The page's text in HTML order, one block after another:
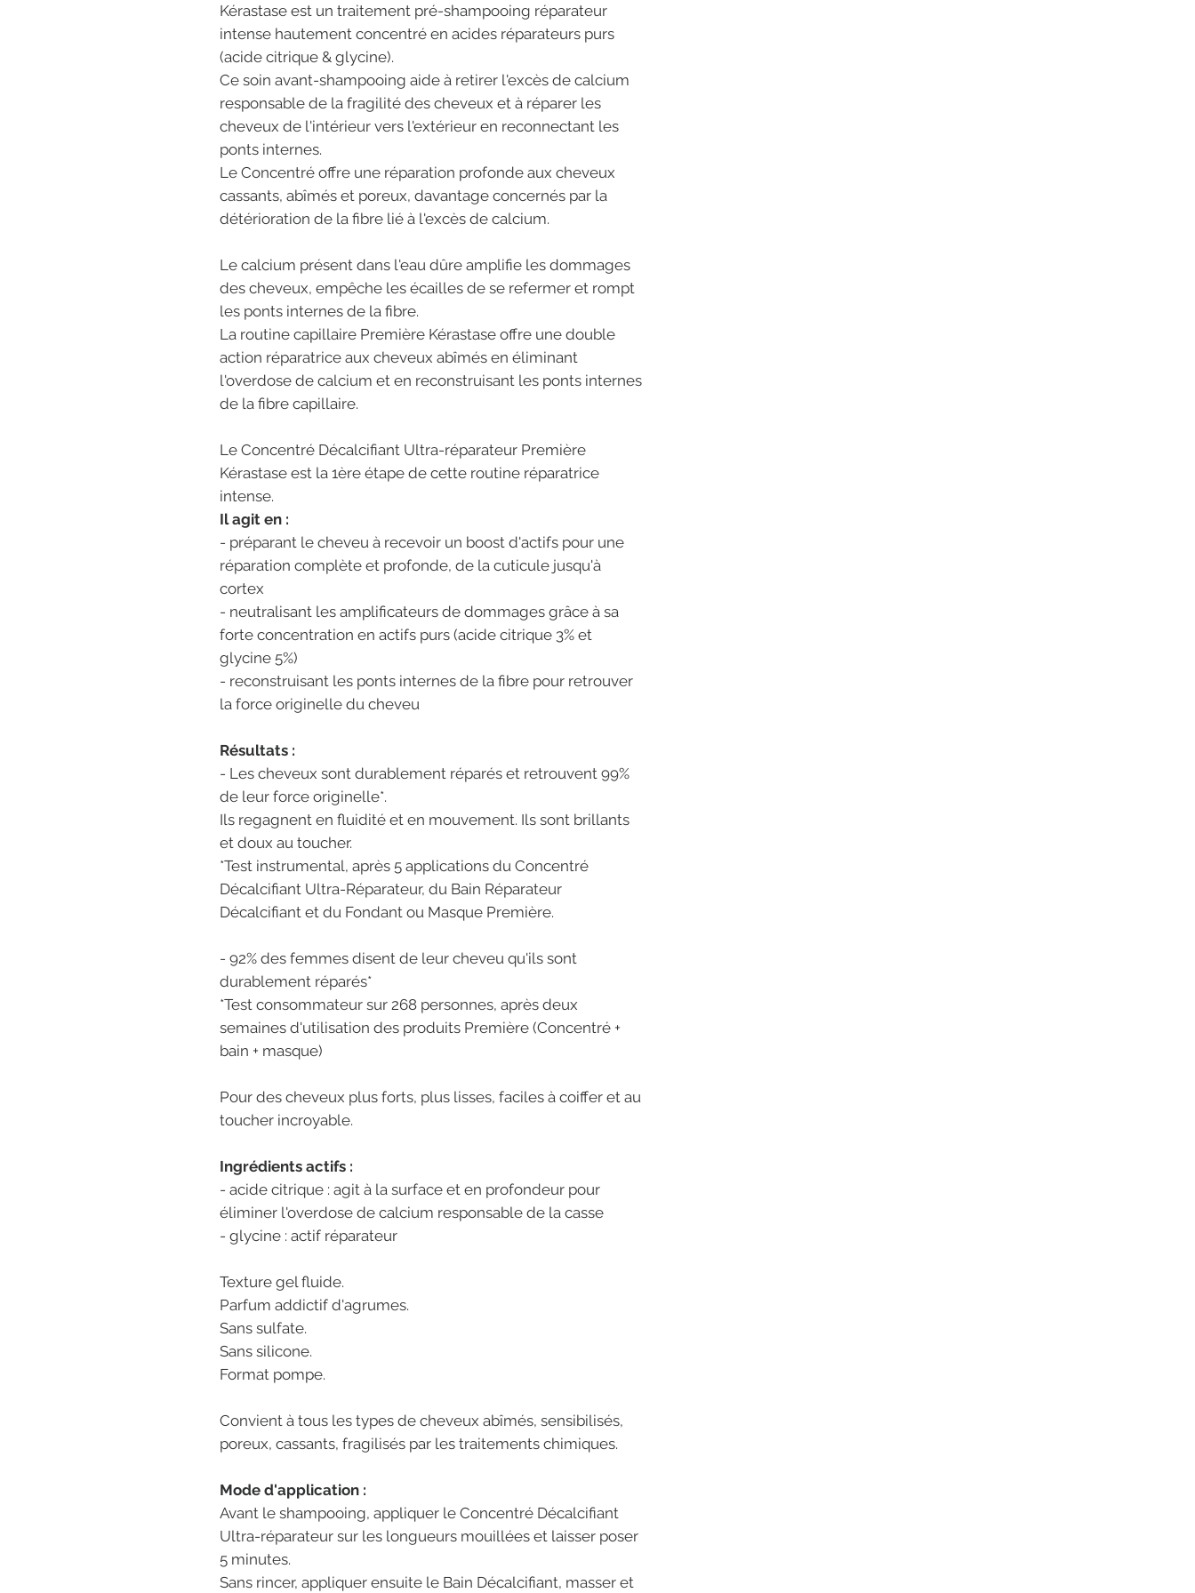
Kérastase est un traitement pré-shampooing réparateur
intense hautement concentré en acides réparateurs purs
(acide citrique & glycine).
Ce soin avant-shampooing aide à retirer l'excès de calcium
responsable de la fragilité des cheveux et à réparer les
cheveux de l'intérieur vers l'extérieur en reconnectant les
ponts internes.
Le Concentré offre une réparation profonde aux cheveux
cassants, abîmés et poreux, davantage concernés par la
détérioration de la fibre lié à l'excès de calcium.
Le calcium présent dans l'eau dûre amplifie les dommages
des cheveux, empêche les écailles de se refermer et rompt
les ponts internes de la fibre.
La routine capillaire Première Kérastase offre une double
action réparatrice aux cheveux abîmés en éliminant
l'overdose de calcium et en reconstruisant les ponts internes
de la fibre capillaire.
Le Concentré Décalcifiant Ultra-réparateur Première
Kérastase est la 1ère étape de cette routine réparatrice
intense.
Il agit en :
- préparant le cheveu à recevoir un boost d'actifs pour une
réparation complète et profonde, de la cuticule jusqu'à
cortex
- neutralisant les amplificateurs de dommages grâce à sa
forte concentration en actifs purs (acide citrique 3% et
glycine 5%)
- reconstruisant les ponts internes de la fibre pour retrouver
la force originelle du cheveu
Résultats :
- Les cheveux sont durablement réparés et retrouvent 99%
de leur force originelle*.
Ils regagnent en fluidité et en mouvement. Ils sont brillants
et doux au toucher.
*Test instrumental, après 5 applications du Concentré
Décalcifiant Ultra-Réparateur, du Bain Réparateur
Décalcifiant et du Fondant ou Masque Première.
- 92% des femmes disent de leur cheveu qu'ils sont
durablement réparés*
*Test consommateur sur 268 personnes, après deux
semaines d'utilisation des produits Première (Concentré +
bain + masque)
Pour des cheveux plus forts, plus lisses, faciles à coiffer et au
toucher incroyable.
Ingrédients actifs :
- acide citrique : agit à la surface et en profondeur pour
éliminer l'overdose de calcium responsable de la casse
- glycine : actif réparateur
Texture gel fluide.
Parfum addictif d'agrumes.
Sans sulfate.
Sans silicone.
Format pompe.
Convient à tous les types de cheveux abîmés, sensibilisés,
poreux, cassants, fragilisés par les traitements chimiques.
Mode d'application :
Avant le shampooing, appliquer le Concentré Décalcifiant
Ultra-réparateur sur les longueurs mouillées et laisser poser
5 minutes.
Sans rincer, appliquer ensuite le Bain Décalcifiant, masser et